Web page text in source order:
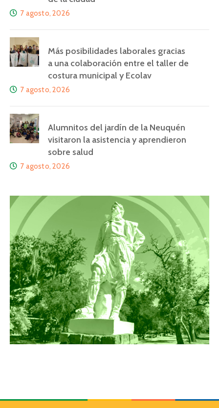
7 agosto, 2026
Más posibilidades laborales gracias
a una colaboración entre el taller de
costura municipal y Ecolav
7 agosto, 2026
Alumnitos del jardín de la Neuquén
visitaron la asistencia y aprendieron
sobre salud
7 agosto, 2026